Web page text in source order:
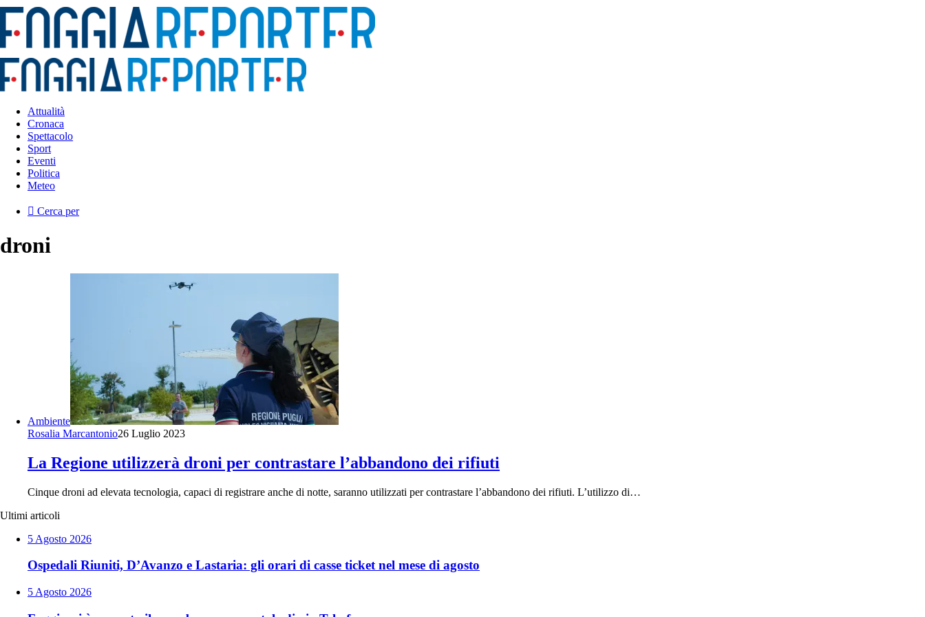
Attualità
Cronaca
Spettacolo
Sport
Eventi
Politica
Meteo
Cerca per
droni
Ambiente
Rosalia Marcantonio26 Luglio 2023
La Regione utilizzerà droni per contrastare l’abbandono dei rifiuti
Cinque droni ad elevata tecnologia, capaci di registrare anche di notte, saranno utilizzati per contrastare l’abbandono dei rifiuti. L’utilizzo di…
Ultimi articoli
5 Agosto 2026
Ospedali Riuniti, D’Avanzo e Lastaria: gli orari di casse ticket nel mese di agosto
5 Agosto 2026